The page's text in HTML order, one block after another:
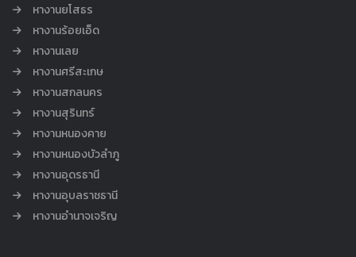
หางานยโสธร
หางานร้อยเอ็ด
หางานเลย
หางานศรีสะเกษ
หางานสกลนคร
หางานสุรินทร์
หางานหนองคาย
หางานหนองบัวลำภู
หางานอุดรธานี
หางานอุบลราชธานี
หางานอำนาจเจริญ